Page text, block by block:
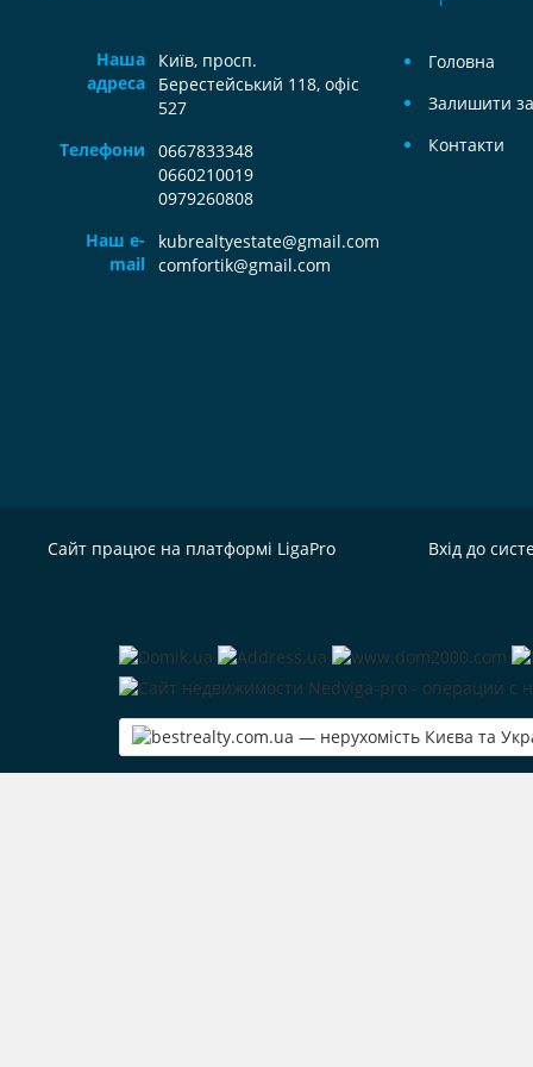
Наша
адреса
Київ, просп.
Берестейський 118, офіс
527
Телефони
0667833348
0660210019
0979260808
Наш e-
mail
kubrealtyestate@gmail.com
comfortik@gmail.com
Головна
Залишити
Контакти
Сайт працює на платформі LigaPro Вхід до